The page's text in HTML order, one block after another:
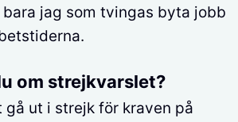
jag som tvingas byta jobb
om strejkvarslet?
gå ut i strejk för kraven på